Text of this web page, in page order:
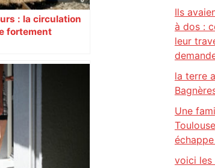
: la circulation
fortement
Ils
à dos :
leur
la terre
Une
voici les